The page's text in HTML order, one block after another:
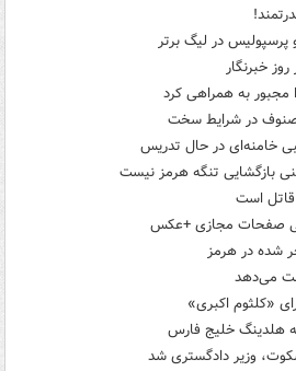
پرسپولیس در لیگ برتر
خبرنگار
مجبور به همراهی کرد
صنوف در شرایط سخت
خامنه‌ای در حال تدریس
بازگشایی تنگه هرمز نیست
قاتل است
صفحات مجازی +عکس
شده در هرمز
می‌دهد
وزیر دادگستری شد